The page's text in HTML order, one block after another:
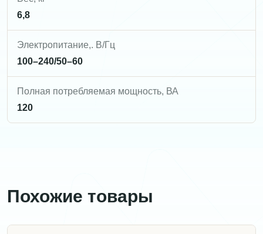
6,8
Электропитание,. В/Гц
100–240/50–60
Полная потребляемая мощность, ВА
120
Похожие товары